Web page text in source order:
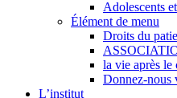
Adolescents
Élément de menu
Droits du
la vie après le
Donnez-nous
L’institut